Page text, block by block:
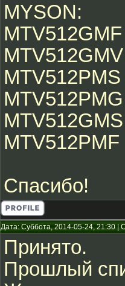
MYSON:
Спасибо!
Дата: Суббота, 2014-05-24, 21:30
Принято.
Прошлый